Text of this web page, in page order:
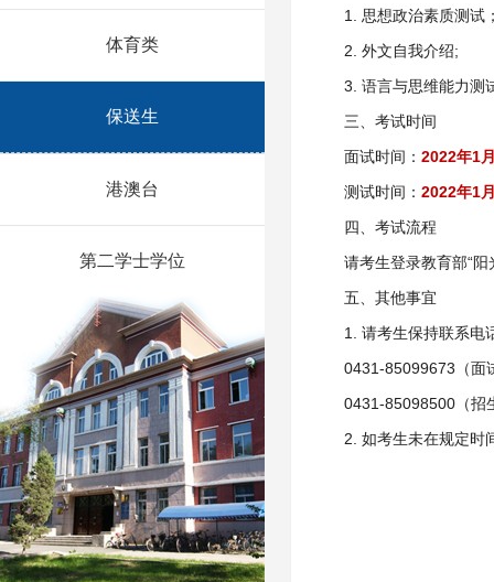
体育类
保送生
港澳台
第二学士学位
1. 思想政治素质测试
2. 外文自我介绍;
3. 语言与思维能力测
三、考试时间
面试时间： 2022年1
测试时间： 2022年1
四、考试流程
请考生登录教育部“
五、其他事宜
1. 请考生保持联系电
0431-85099673（面
0431-85098500（招
2. 如考生未在规定时